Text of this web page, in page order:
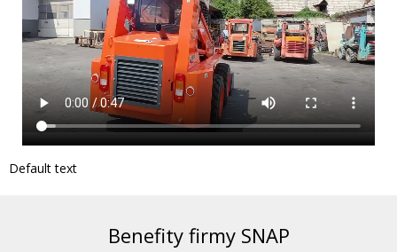
Default text
Benefity firmy SNAP